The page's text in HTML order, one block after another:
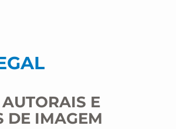
E
DE IMAGEM